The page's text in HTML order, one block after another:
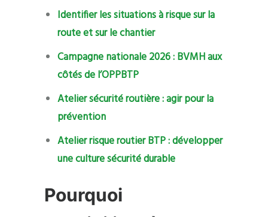
Identifier les situations à risque sur la
route et sur le chantier
Campagne nationale 2026 : BVMH aux
côtés de l’OPPBTP
Atelier sécurité routière : agir pour la
prévention
Atelier risque routier BTP : développer
une culture sécurité durable
Pourquoi